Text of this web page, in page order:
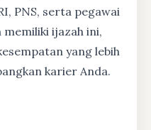
PNS, serta pegawai
memiliki ijazah ini,
yang lebih
karier Anda.